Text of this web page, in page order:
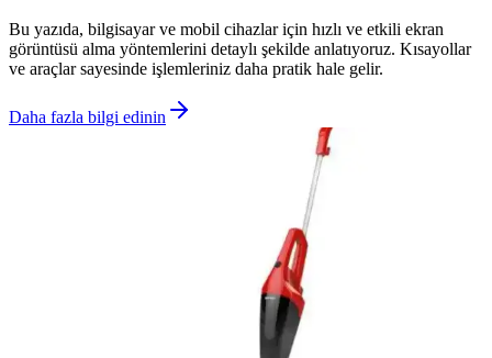
Bu yazıda, bilgisayar ve mobil cihazlar için hızlı ve etkili ekran
görüntüsü alma yöntemlerini detaylı şekilde anlatıyoruz. Kısayollar
ve araçlar sayesinde işlemleriniz daha pratik hale gelir.
Daha fazla bilgi edinin